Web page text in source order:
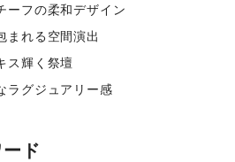
ーフの柔和デザイン
まれる空間演出
ス輝く祭壇
ラグジュアリー感
ド